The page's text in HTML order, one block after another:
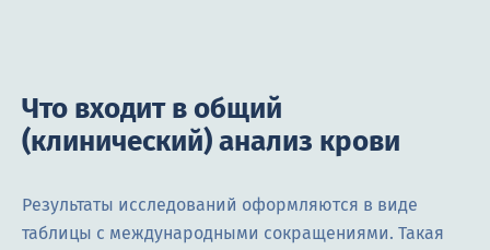
Что входит в общий
(клинический) анализ крови
Результаты исследований оформляются в виде
таблицы с международными сокращениями. Такая